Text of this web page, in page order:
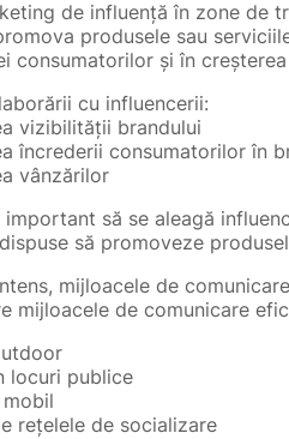
de influență în zone de
produsele sau
consumatorilor și în
cu influencerii:
vizibilității brandului
încrederii consumatorilor în
vânzărilor
important să se aleagă
să promoveze
mijloacele de
mijloacele de comunicare
locuri publice
rețelele de socializare